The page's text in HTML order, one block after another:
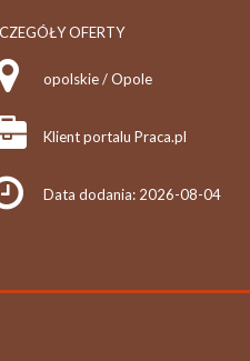
OFERTY
opolskie / Opole
Klient portalu Praca.pl
Data dodania: 2026-08-04